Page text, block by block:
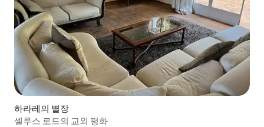
하라레의 별장
셀루스 로드의 교외 평화